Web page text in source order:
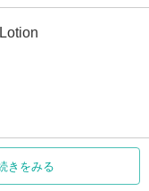
きをみる